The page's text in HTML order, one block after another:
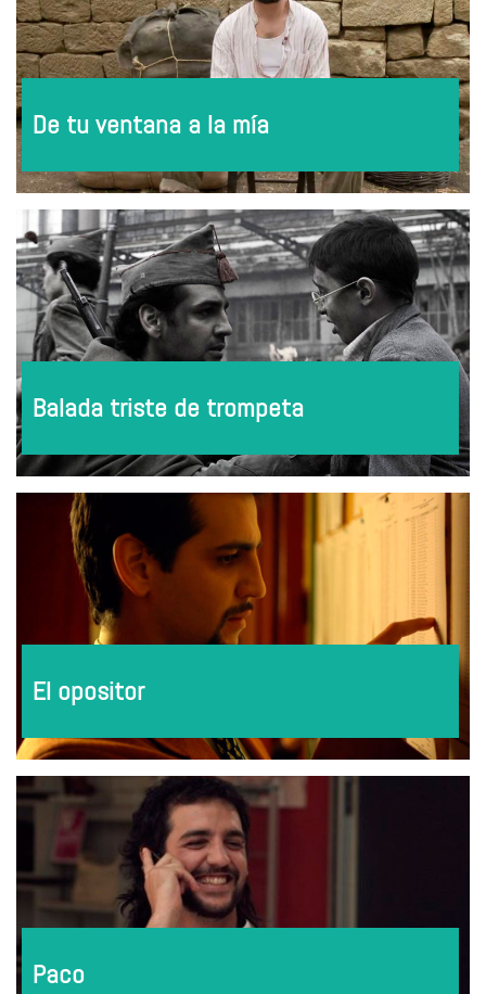
De tu ventana a la mía
Balada triste de trompeta
El opositor
Paco